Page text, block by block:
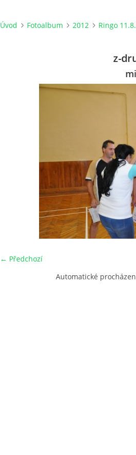
Úvod Fotoalbum 2012 Ringo
z-
← Předchozí
Automatické